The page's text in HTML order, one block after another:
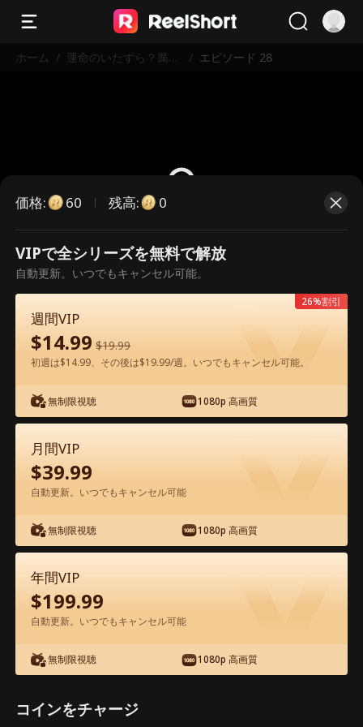
ホーム / 運命のいたずら？厲社
/ エピソード 28
こちらは有料のエピソードです。視
聴いただくには解放が必要です。
アプリ内で無料視聴可能
エピソード28 - 運命のいたずら？厲社長
の甘すぎる愛 映画フル
1-50 51-100
28 31
価格: 60 残高: 0
VIPで全シリーズを無料で解放
自動更新。いつでもキャンセル可能。
週間VIP
$14.99 $19.99
初週は$14.99、その後は$19.99/週。いつでもキャンセル可能。
無制限視聴 1080p 高画質
26%割引
月間VIP
$39.99
自動更新。いつでもキャンセル可能
無制限視聴 1080p 高画質
年間VIP
$199.99
自動更新。いつでもキャンセル可能
無制限視聴 1080p 高画質
コインをチャージ